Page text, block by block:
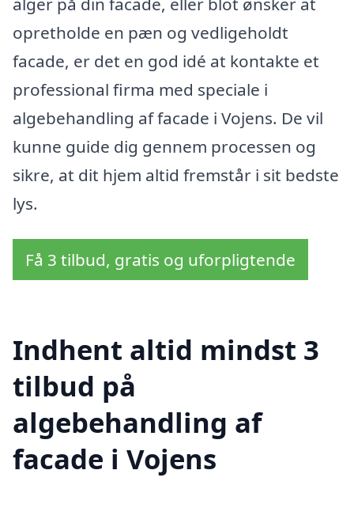
opretholde en pæn og vedligeholdt
facade, er det en god idé at kontakte et
professional firma med speciale i
algebehandling af facade i Vojens. De vil
kunne guide dig gennem processen og
sikre, at dit hjem altid fremstår i sit bedste
lys.
Få 3 tilbud, gratis og uforpligtende
Indhent altid mindst 3
tilbud på
algebehandling af
facade i Vojens